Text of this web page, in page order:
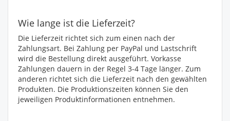
Wie lange ist die Lieferzeit?
Die Lieferzeit richtet sich zum einen nach der
Zahlungsart. Bei Zahlung per PayPal und Lastschrift
wird die Bestellung direkt ausgeführt. Vorkasse
Zahlungen dauern in der Regel 3-4 Tage länger. Zum
anderen richtet sich die Lieferzeit nach den gewählten
Produkten. Die Produktionszeiten können Sie den
jeweiligen Produktinformationen entnehmen.